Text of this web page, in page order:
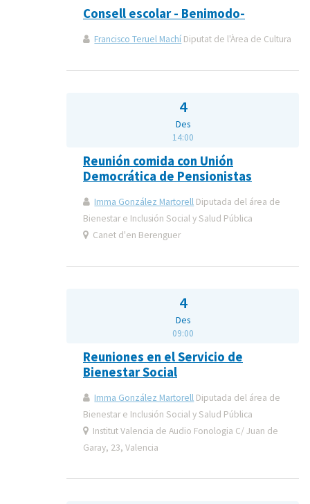
Consell escolar - Benimodo-
Francisco Teruel Machí Diputat de l'Àrea de Cultura
4
Des
14:00
Reunión comida con Unión
Democrática de Pensionistas
Imma González Martorell Diputada del área de
Bienestar e Inclusión Social y Salud Pública
Canet d'en Berenguer
4
Des
09:00
Reuniones en el Servicio de
Bienestar Social
Imma González Martorell Diputada del área de
Bienestar e Inclusión Social y Salud Pública
Institut Valencia de Audio Fonologia C/ Juan de
Garay, 23, Valencia